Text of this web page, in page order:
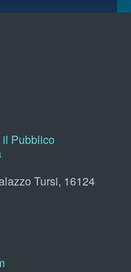
Pubblico
Tursi, 16124